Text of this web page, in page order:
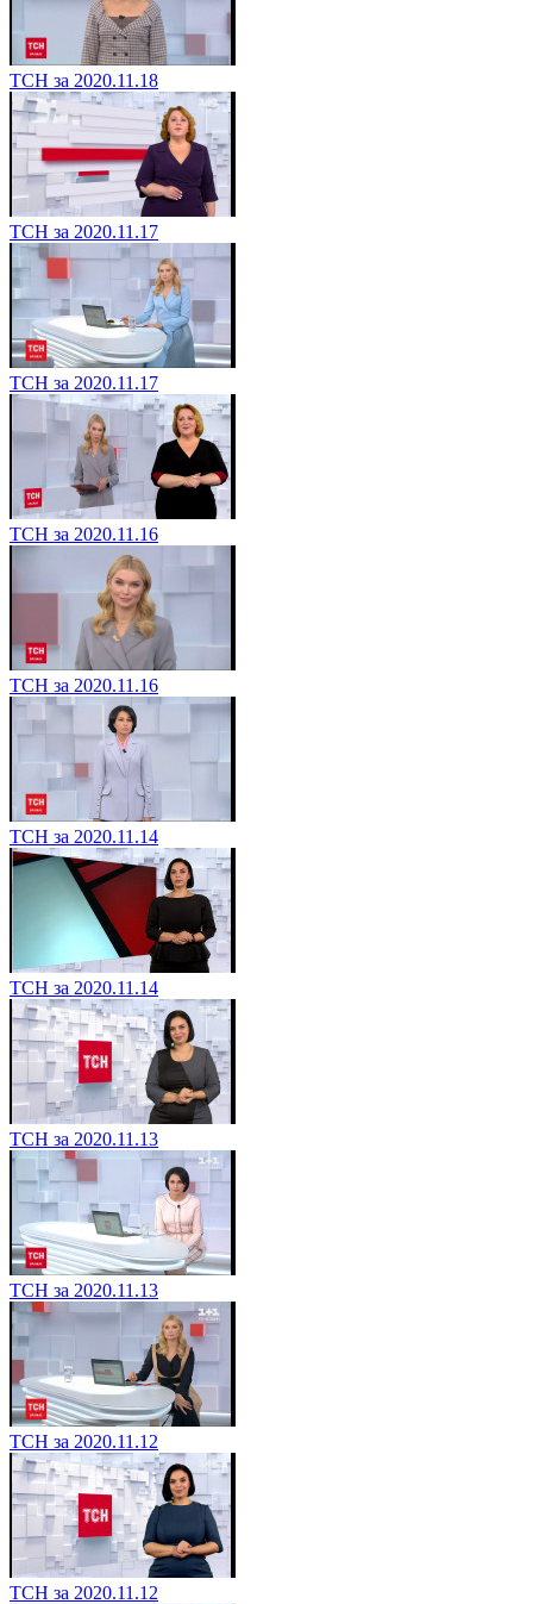
ТСН за 2020.11.18
ТСН за 2020.11.17
ТСН за 2020.11.17
ТСН за 2020.11.16
ТСН за 2020.11.16
ТСН за 2020.11.14
ТСН за 2020.11.14
ТСН за 2020.11.13
ТСН за 2020.11.13
ТСН за 2020.11.12
ТСН за 2020.11.12